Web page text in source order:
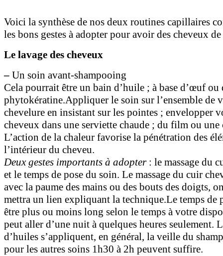
Voici la synthèse de nos deux routines capillaires
les bons gestes à adopter pour avoir des cheveux de
Le lavage des cheveux
– Un soin avant-shampooing
Cela pourrait être un bain d’huile ; à base d’œuf ou
phytokératine.Appliquer le soin sur l’ensemble de
chevelure en insistant sur les pointes ; envelopper
cheveux dans une serviette chaude ; du film ou une
L’action de la chaleur favorise la pénétration des
l’intérieur du cheveu.
Deux gestes importants à adopter: le massage du
et le temps de pose du soin. Le massage du cuir
avec la paume des mains ou des bouts des doigts,
mettra un lien expliquant la technique.Le temps de
être plus ou moins long selon le temps à votre
peut aller d’une nuit à quelques heures seulement.
d’huiles s’appliquent, en général, la veille du
pour les autres soins 1h30 à 2h peuvent suffire.